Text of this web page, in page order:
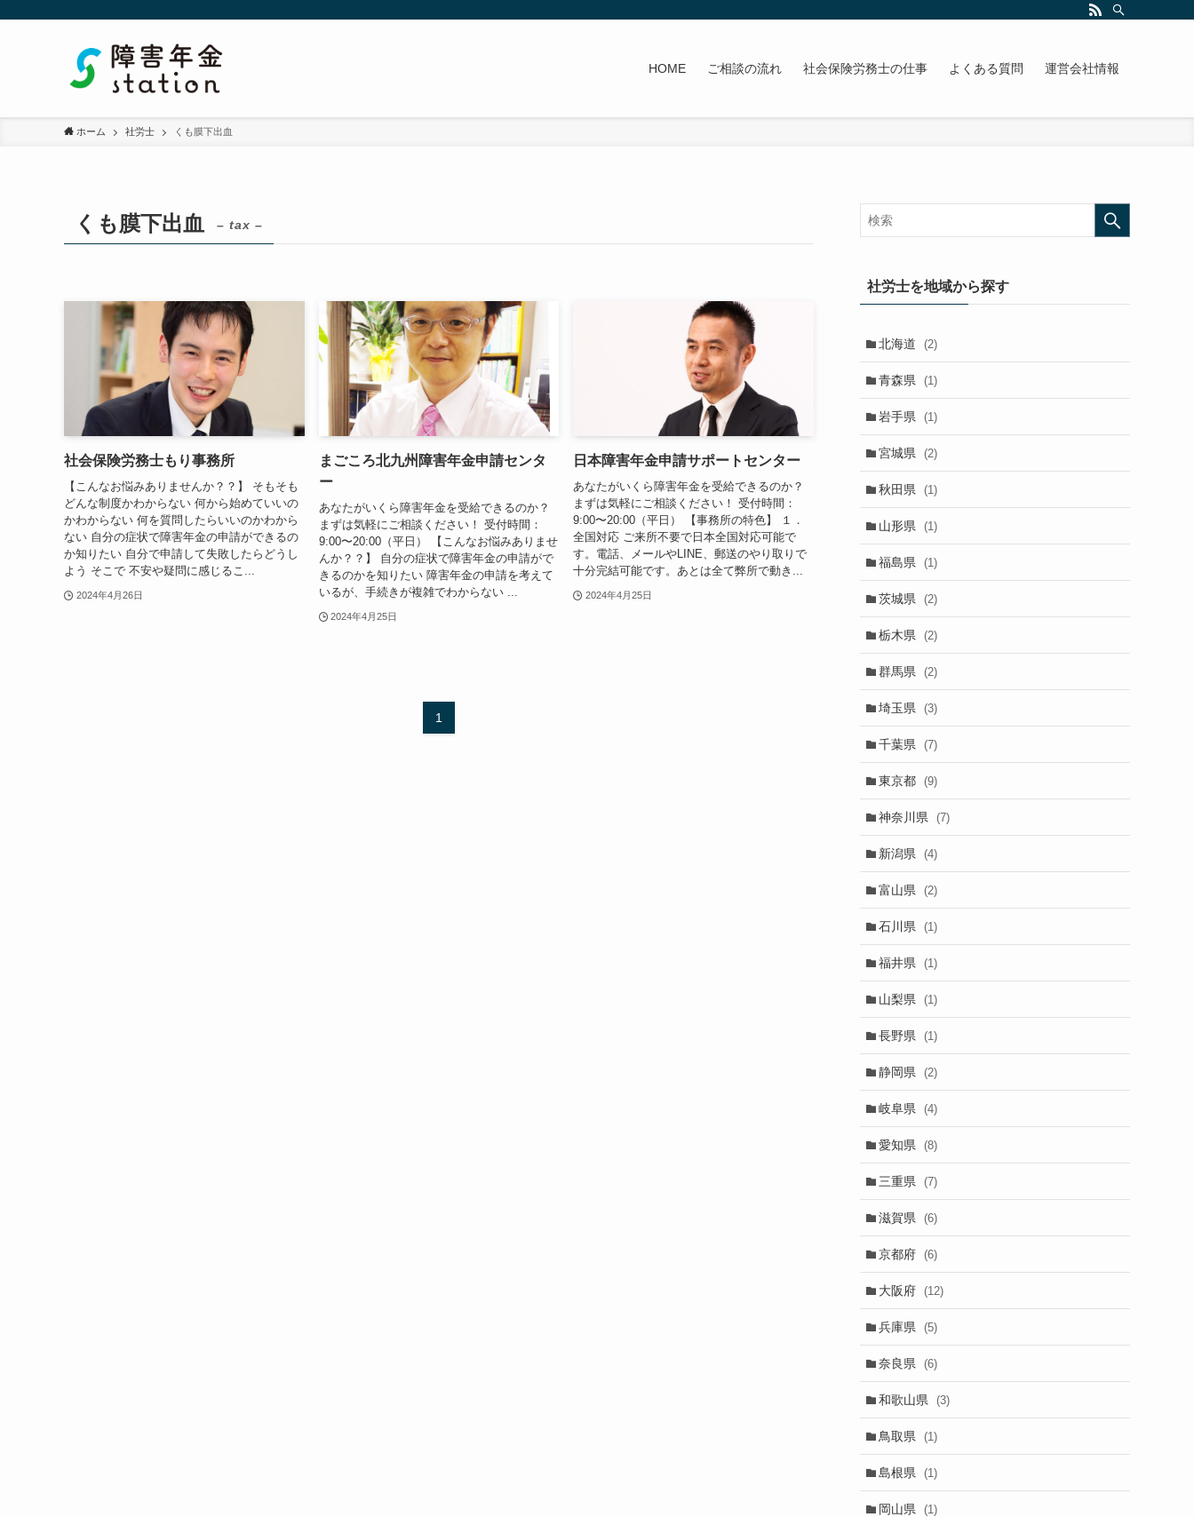
HOME ご相談の流れ 社会保険労務士の仕事 よくある質問 運営会社情報
ホーム 社労士 くも膜下出血
くも膜下出血 – tax –
社会保険労務士もり事務所
【こんなお悩みありませんか？？】 そもそも
どんな制度かわからない 何から始めていいの
かわからない 何を質問したらいいのかわから
ない 自分の症状で障害年金の申請ができるの
か知りたい 自分で申請して失敗したらどうし
よう そこで 不安や疑問に感じるこ...
2024年4月26日
まごころ北九州障害年金申請センタ
ー
あなたがいくら障害年金を受給できるのか？
まずは気軽にご相談ください！ 受付時間：
9:00〜20:00（平日） 【こんなお悩みありませ
んか？？】 自分の症状で障害年金の申請がで
きるのかを知りたい 障害年金の申請を考えて
いるが、手続きが複雑でわからない ...
2024年4月25日
日本障害年金申請サポートセンター
あなたがいくら障害年金を受給できるのか？
まずは気軽にご相談ください！ 受付時間：
9:00〜20:00（平日） 【事務所の特色】 １．
全国対応 ご来所不要で日本全国対応可能で
す。電話、メールやLINE、郵送のやり取りで
十分完結可能です。あとは全て弊所で動き...
2024年4月25日
1
社労士を地域から探す
北海道 (2)
青森県 (1)
岩手県 (1)
宮城県 (2)
秋田県 (1)
山形県 (1)
福島県 (1)
茨城県 (2)
栃木県 (2)
群馬県 (2)
埼玉県 (3)
千葉県 (7)
東京都 (9)
神奈川県 (7)
新潟県 (4)
富山県 (2)
石川県 (1)
福井県 (1)
山梨県 (1)
長野県 (1)
静岡県 (2)
岐阜県 (4)
愛知県 (8)
三重県 (7)
滋賀県 (6)
京都府 (6)
大阪府 (12)
兵庫県 (5)
奈良県 (6)
和歌山県 (3)
鳥取県 (1)
島根県 (1)
岡山県 (1)